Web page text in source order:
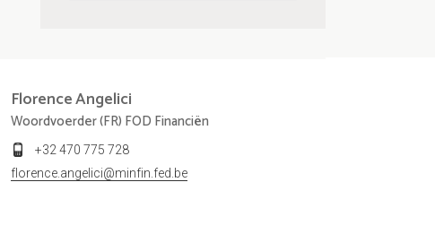
FlorenceAngelici
Woordvoerder (FR) FOD Financiën
+32 470 775 728
florence.angelici@minfin.fed.be